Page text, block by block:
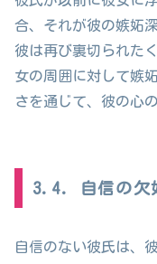
合、それが彼の嫉妬
彼は再び裏切られた
女の周囲に対して嫉
さを通じて、彼の心
3.4. 自信の欠
自信のない彼氏は、